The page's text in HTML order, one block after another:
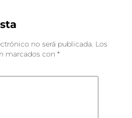
no será publicada. Los
marcados con *